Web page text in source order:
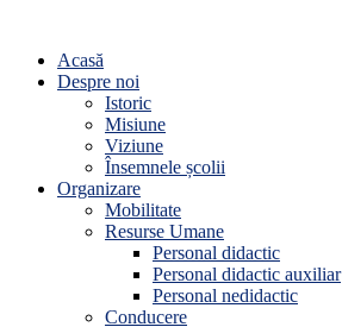
Acasă
Despre noi
Istoric
Misiune
Viziune
Însemnele școlii
Organizare
Mobilitate
Resurse Umane
Personal didactic
Personal didactic auxiliar
Personal nedidactic
Conducere